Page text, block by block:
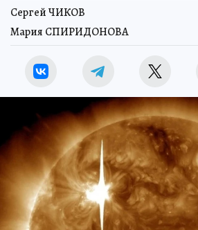
Сергей ЧИКОВ
Мария СПИРИДОНОВА